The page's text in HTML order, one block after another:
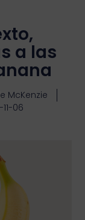
a las
McKenzie
06